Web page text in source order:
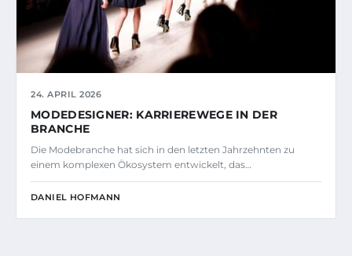
24. APRIL 2026
MODEDESIGNER: KARRIEREWEGE IN DER
BRANCHE
Die Modebranche hat sich in den letzten Jahrzehnten zu
einem komplexen Ökosystem entwickelt, das…
DANIEL HOFMANN